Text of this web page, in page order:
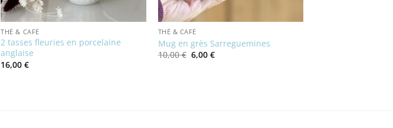
THÉ & CAFÉ
2 tasses fleuries en porcelaine
anglaise
16,00€
THÉ & CAFÉ
Mug en grès Sarreguemines
10,00€ Le
6,00 €Le